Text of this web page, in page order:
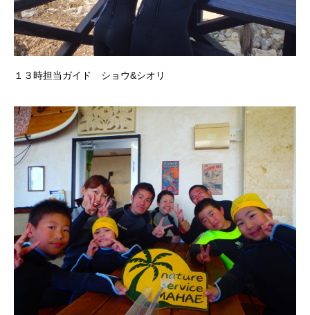
１３時担当ガイド ショウ&シオリ